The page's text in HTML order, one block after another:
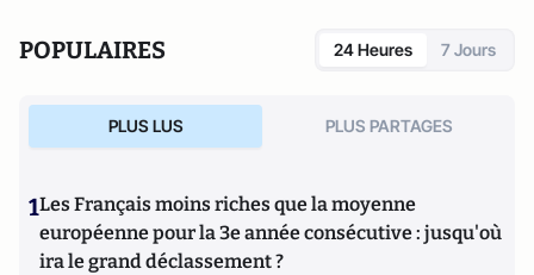
POPULAIRES 24 Heures 7 Jours
PLUS LUS PLUS PARTAGES
1Les Français moins riches que la moyenne
européenne pour la 3e année consécutive : jusqu'où
ira le grand déclassement ?